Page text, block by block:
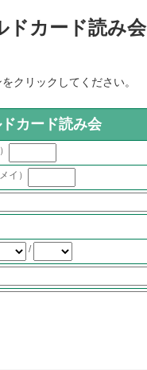
ドカード読み会
クリックしてください。
カード読み会
イ）
/